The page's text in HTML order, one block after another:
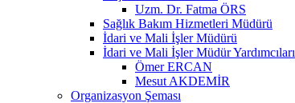
Uzm. Dr. Fatma ÖRS
Sağlık Bakım Hizmetleri Müdürü
İdari ve Mali İşler Müdürü
İdari ve Mali İşler Müdür Yardımcıları
Ömer ERCAN
Mesut AKDEMİR
Organizasyon Şeması